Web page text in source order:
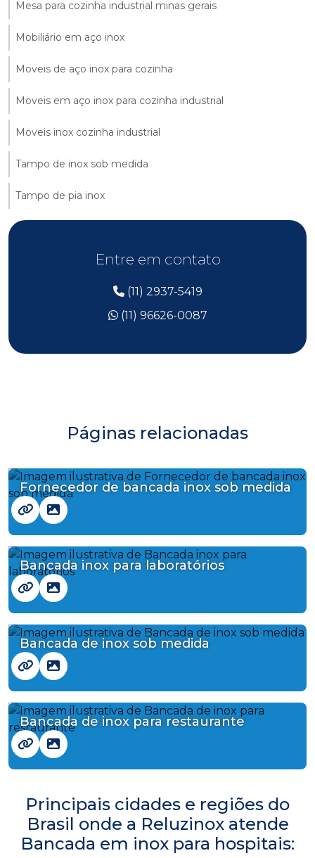
Mesa para cozinha industrial minas gerais
Mobiliário em aço inox
Moveis de aço inox para cozinha
Moveis em aço inox para cozinha industrial
Moveis inox cozinha industrial
Tampo de inox sob medida
Tampo de pia inox
Entre em contato
(11) 2937-5419
(11) 96626-0087
Páginas relacionadas
Fornecedor de bancada inox sob medida
Bancada inox para laboratórios
Bancada de inox sob medida
Bancada de inox para restaurante
Principais cidades e regiões do
Brasil onde a Reluzinox atende
Bancada em inox para hospitais: